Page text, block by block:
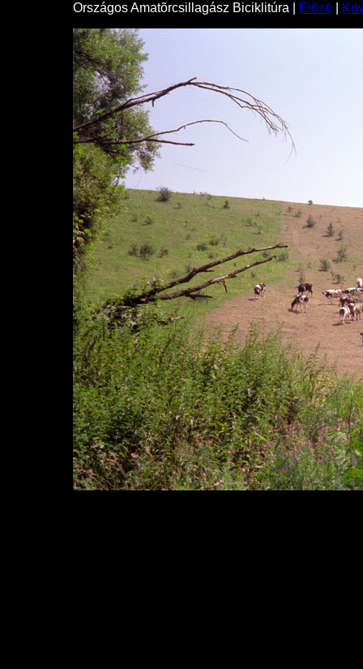
Országos Amatõrcsillagász Biciklitúra | Elõzõ